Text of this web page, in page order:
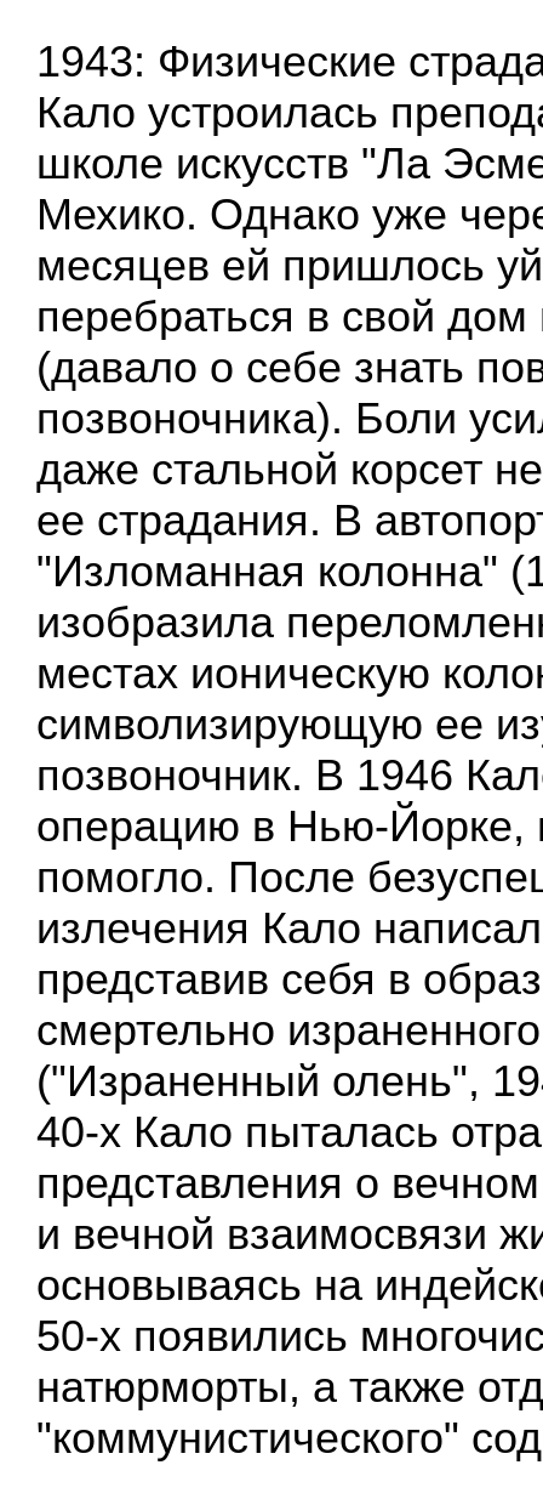
1943: Физические
Кало устроилась
школе искусств "Ла
Мехико. Однако уже
месяцев ей пришлось
перебраться в свой дом
(давало о себе знать
позвоночника). Боли
даже стальной корсет
ее страдания. В
"Изломанная колонна"
изобразила
местах ионическую
символизирующую ее
позвоночник. В 1946
операцию в Нью-Йорке,
помогло. После
излечения Кало
представив себя в
смертельно
("Израненный олень",
40-х Кало пыталась
представления о
и вечной взаимосвязи
основываясь на
50-х появились
натюрморты, а также
"коммунистического"